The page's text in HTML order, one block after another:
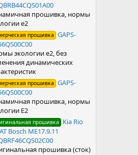
прошивка, нормы
e2
прошивка GAPS-
экологии e2, без
динамических
прошивка GAPS-
прошивка, нормы
Е2
прошивка
Kia Rio
Bosch ME17.9.11
прошивка (сток)